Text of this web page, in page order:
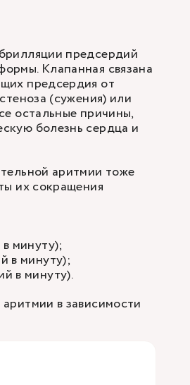
предсердий
Клапанная связана
предсердия от
(сужения) или
остальные причины,
болезнь сердца и
аритмии тоже
их сокращения
минуту);
в минуту);
в минуту).
в зависимости